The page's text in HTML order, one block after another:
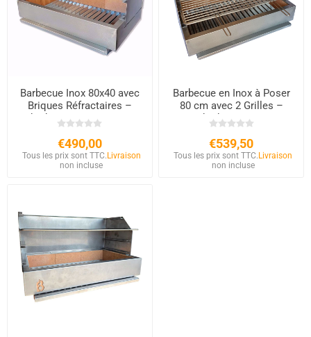
Barbecue Inox 80x40 avec
Briques Réfractaires –
Charbon et Bois à Poser
€490,00
Tous les prix sont TTC. Livraison
non incluse
Barbecue en Inox à Poser
80 cm avec 2 Grilles –
Charbon & Bois
€539,50
Tous les prix sont TTC. Livraison
non incluse